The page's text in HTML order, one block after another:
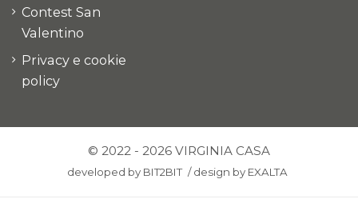
Contest San
Valentino
Privacy e cookie
policy
© 2022 - 2026 VIRGINIA CASA
developed by BIT2BIT /design by EXALTA